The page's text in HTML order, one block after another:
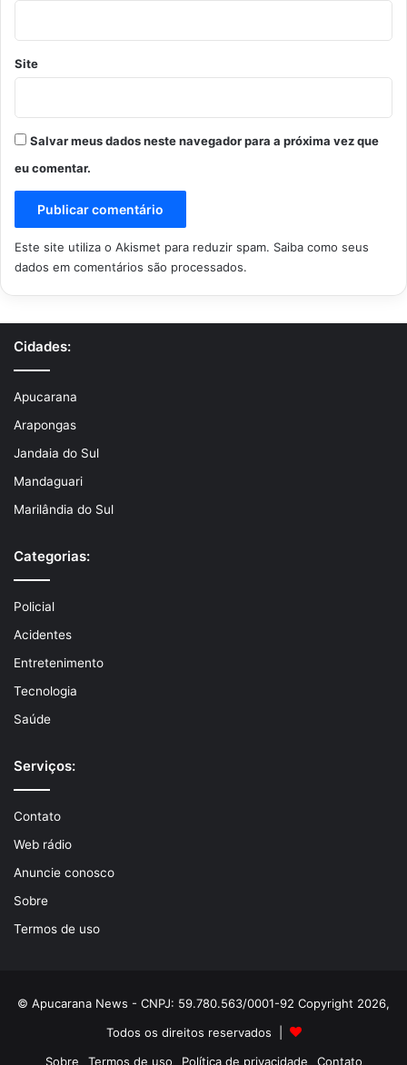
Site
Salvar meus dados neste navegador para a próxima vez que
eu comentar.
Este site utiliza o Akismet para reduzir spam. Saiba como seus
dados em comentários são processados.
Cidades:
Apucarana
Arapongas
Jandaia do Sul
Mandaguari
Marilândia do Sul
Categorias:
Policial
Acidentes
Entretenimento
Tecnologia
Saúde
Serviços:
Contato
Web rádio
Anuncie conosco
Sobre
Termos de uso
© Apucarana News - CNPJ: 59.780.563/0001-92 Copyright 2026,
Todos os direitos reservados |
Sobre
Termos de uso Política de privacidade Contato